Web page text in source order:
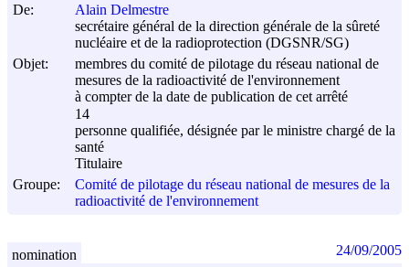
De:
Alain Delmestre
secrétaire général de la direction générale de la sûreté
nucléaire et de la radioprotection (DGSNR/SG)
Objet:
membres du comité de pilotage du réseau national de
mesures de la radioactivité de l'environnement
à compter de la date de publication de cet arrêté
14
personne qualifiée, désignée par le ministre chargé de la
santé
Titulaire
Groupe:
Comité de pilotage du réseau national de mesures de la
radioactivité de l'environnement
nomination 24/09/2005